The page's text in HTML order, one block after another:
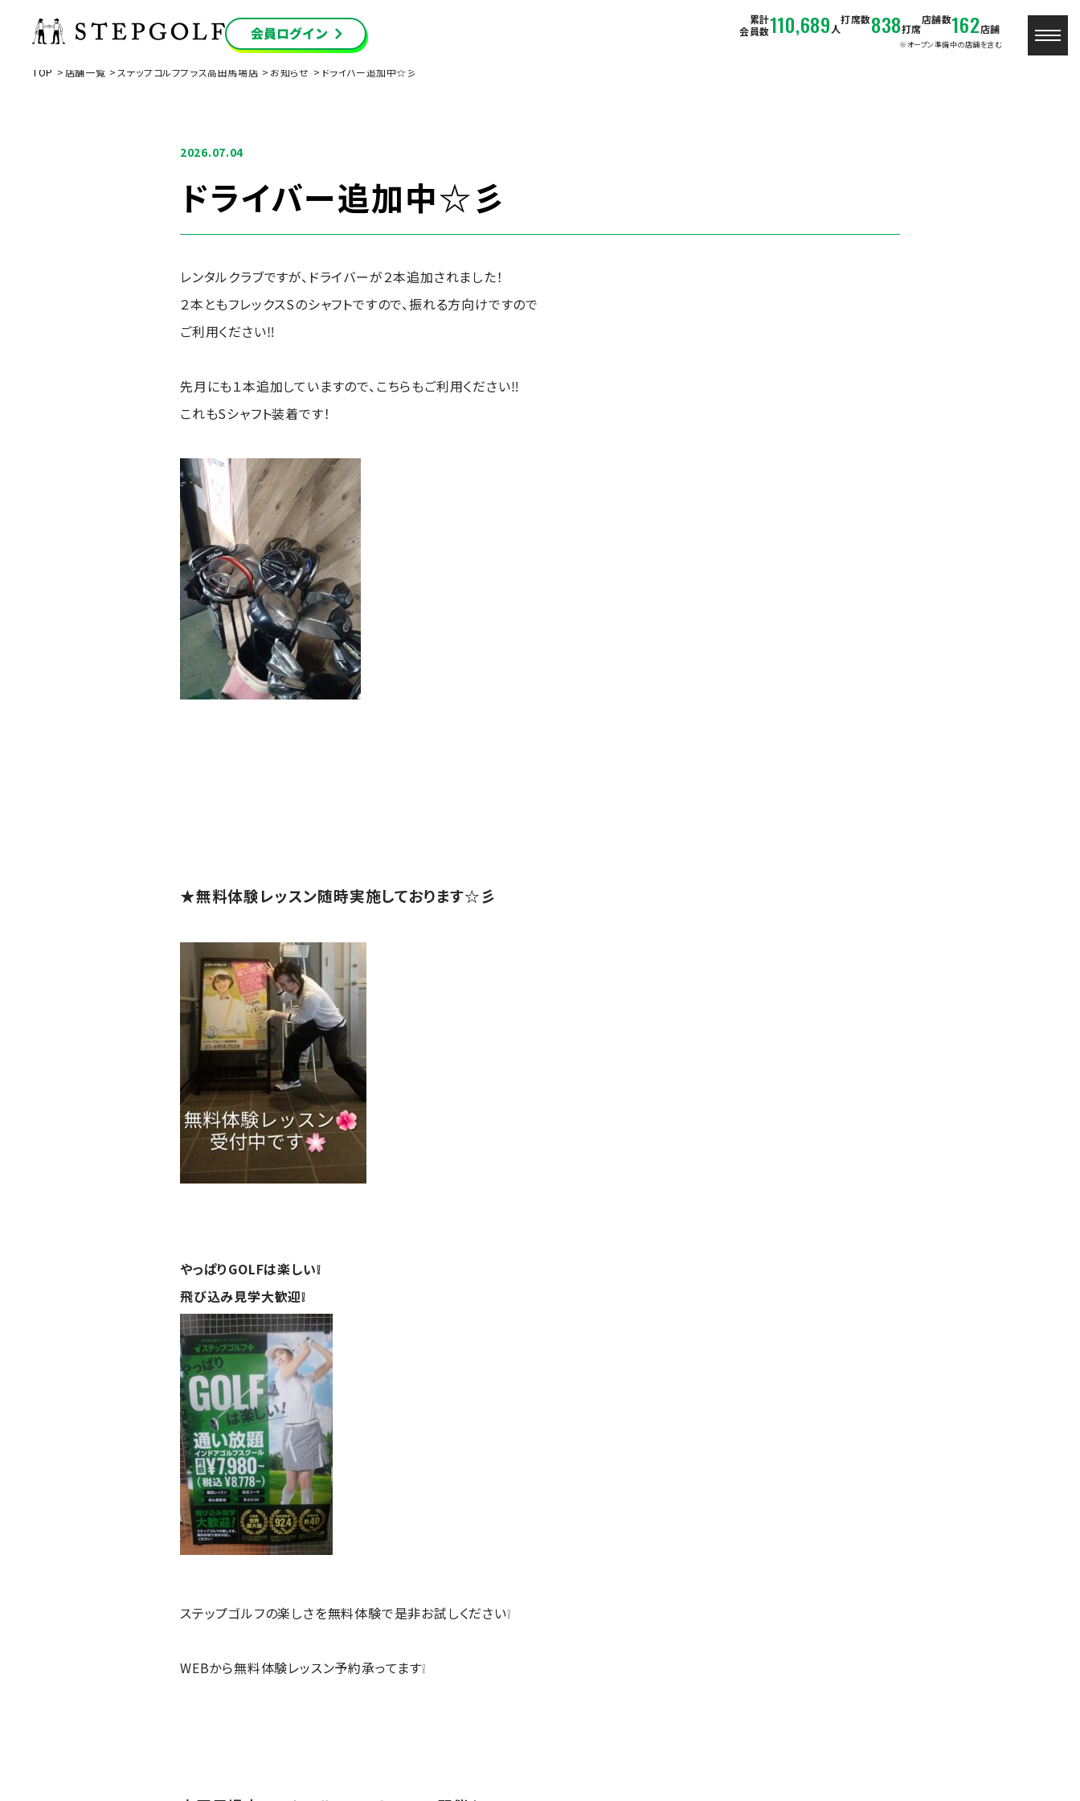
累計
会員数110,689 人
打席数838打席
店舗数162店舗
※オープン準備中の店舗を含む
TOP 店舗一覧 ステップゴルフプラス高田馬場店 お知らせ ドライバー追加中☆彡
2026.07.04
ドライバー追加中☆彡
レンタルクラブですが、ドライバーが２本追加されました！
２本ともフレックスSのシャフトですので、振れる方向けですので
ご利用ください‼
先月にも１本追加していますので、こちらもご利用ください‼
これもSシャフト装着です！
★無料体験レッスン随時実施しております☆彡
やっぱりGOLFは楽しい❕
飛び込み見学大歓迎❕
ステップゴルフの楽しさを無料体験で是非お試しください❕
WEBから無料体験レッスン予約承ってます❕